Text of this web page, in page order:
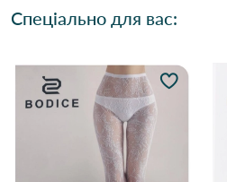
Спеціально для вас: